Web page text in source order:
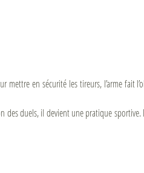
mettre en sécurité les tireurs, l’arme fait
des duels, il devient une pratique sportive.